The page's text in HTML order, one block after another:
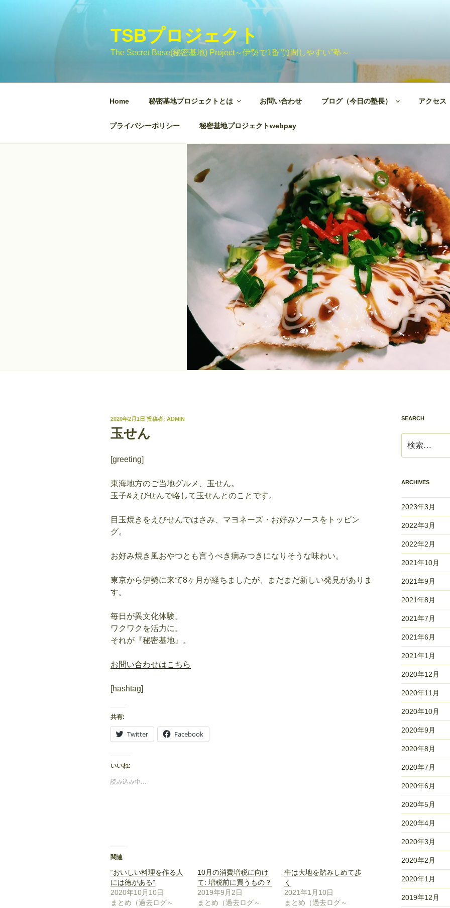
TSBプロジェクト
The Secret Base(秘密基地) Project～伊勢で1番"質問しやすい"塾～
Home 秘密基地プロジェクトとは お問い合わせ ブログ（今日の塾長） アクセス
プライバシーポリシー 秘密基地プロジェクトwebpay
投
稿
日:
2020年2月1日 投稿者: ADMIN
玉せん
[greeting]
東海地方のご当地グルメ、玉せん。
玉子&えびせんで略して玉せんとのことです。
目玉焼きをえびせんではさみ、マヨネーズ・お好みソースをトッピン
グ。
お好み焼き風おやつとも言うべき病みつきになりそうな味わい。
東京から伊勢に来て8ヶ月が経ちましたが、まだまだ新しい発見がありま
す。
毎日が異文化体験。
ワクワクを活力に。
それが『秘密基地』。
お問い合わせはこちら
[hashtag]
共有:
Twitter Facebook
いいね:
読み込み中…
関連
“おいしい料理を作る人
には徳がある”
2020年10月10日
まとめ（過去ログ～
10月の消費増税に向け
て: 増税前に買うもの？
2019年9月2日
まとめ（過去ログ～
牛は大地を踏みしめて歩
く
2021年1月10日
まとめ（過去ログ～
SEARCH
索:
ARCHIVES
2023年3月
2022年3月
2022年2月
2021年10月
2021年9月
2021年8月
2021年7月
2021年6月
2021年1月
2020年12月
2020年11月
2020年10月
2020年9月
2020年8月
2020年7月
2020年6月
2020年5月
2020年4月
2020年3月
2020年2月
2020年1月
2019年12月